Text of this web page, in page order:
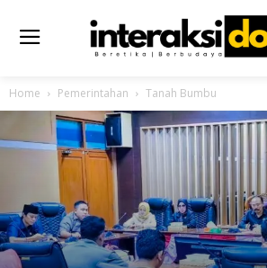
Home Pemerintahan Tanah Bumbu